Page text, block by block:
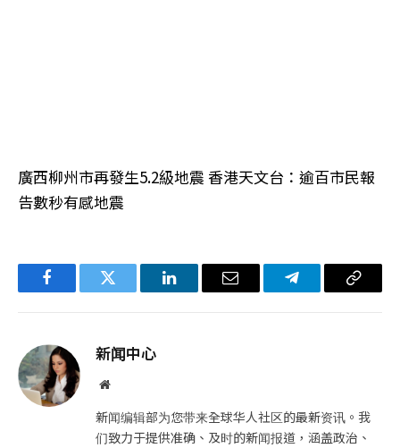
廣西柳州市再發生5.2級地震 香港天文台：逾百市民報
告數秒有感地震
FacebookTwitter LinkedIn电
Telegram复
新闻中心
网
新闻编辑部为您带来全球华人社区的最新资讯。我
们致力于提供准确、及时的新闻报道，涵盖政治、